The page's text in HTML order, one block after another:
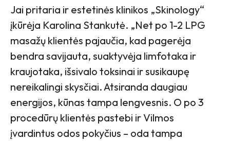
Jai pritaria ir estetinės klinikos „Skinology“
įkūrėja Karolina Stankutė. „Net po 1-2 LPG
masažų klientės pajaučia, kad pagerėja
bendra savijauta, suaktyvėja limfotaka ir
kraujotaka, išsivalo toksinai ir susikaupę
nereikalingi skysčiai. Atsiranda daugiau
energijos, kūnas tampa lengvesnis. O po 3
procedūrų klientės pastebi ir Vilmos
įvardintus odos pokyčius – oda tampa